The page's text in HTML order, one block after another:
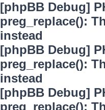
[phpBB Debug]
preg_replace():
instead
[phpBB Debug]
preg_replace():
instead
[phpBB Debug]
preg_replace():